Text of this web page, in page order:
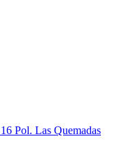
Pol. Las Quemadas